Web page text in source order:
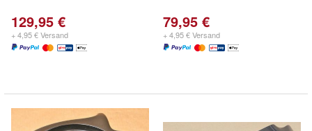
129,95 €
+ 4,95 € Versand
79,95 €
+ 4,95 € Versand